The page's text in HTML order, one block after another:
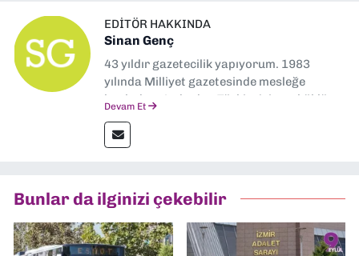
EDITÖR HAKKINDA
Sinan Genç
43 yıldır gazetecilik yapıyorum. 1983
yılında Milliyet gazetesinde mesleğe
başladım. Ardından Türkiye’nin en köklü
muhabir, editör, müdür yardımcısı ve spor
müdürü olarak görev yaptım. Ayrıca Yeni
Gazetesi'nde editörlük yapıyorum
Devam Et
Bunlar da ilginizi çekebilir